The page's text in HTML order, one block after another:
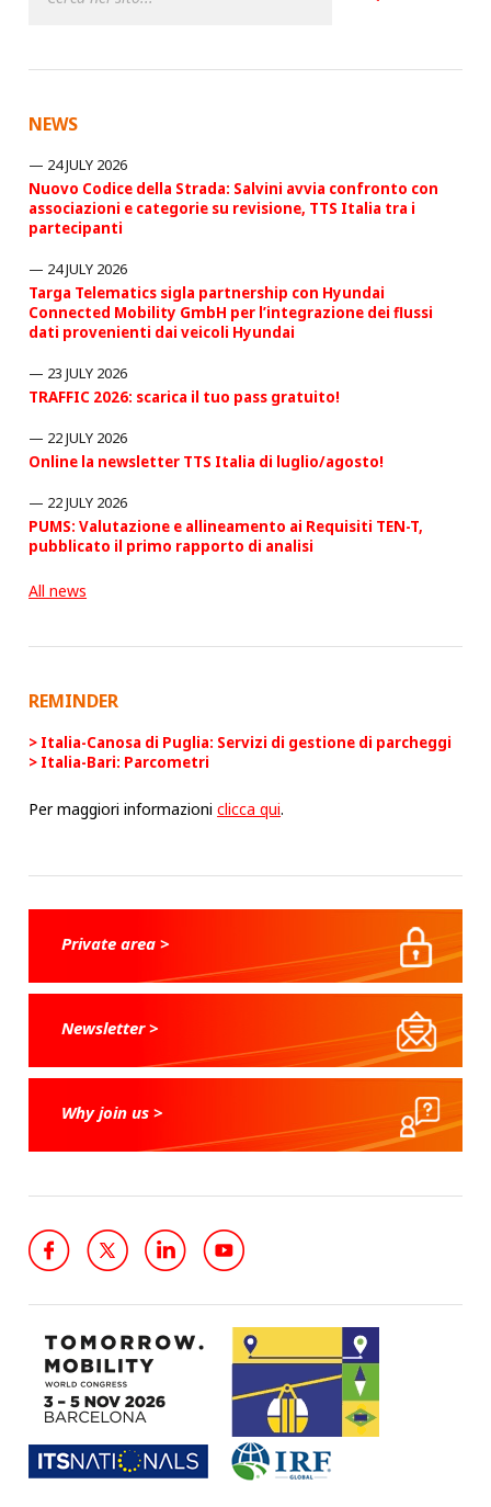
NEWS
24 JULY 2026
Nuovo Codice della Strada: Salvini avvia confronto con
associazioni e categorie su revisione, TTS Italia tra i
partecipanti
24 JULY 2026
Targa Telematics sigla partnership con Hyundai
Connected Mobility GmbH per l’integrazione dei flussi
dati provenienti dai veicoli Hyundai
23 JULY 2026
TRAFFIC 2026: scarica il tuo pass gratuito!
22 JULY 2026
Online la newsletter TTS Italia di luglio/agosto!
22 JULY 2026
PUMS: Valutazione e allineamento ai Requisiti TEN-T,
pubblicato il primo rapporto di analisi
All news
REMINDER
Italia-Canosa di Puglia: Servizi di gestione di parcheggi
Italia-Bari: Parcometri
Per maggiori informazioniclicca qui.
Private area >
Newsletter >
Why join us >